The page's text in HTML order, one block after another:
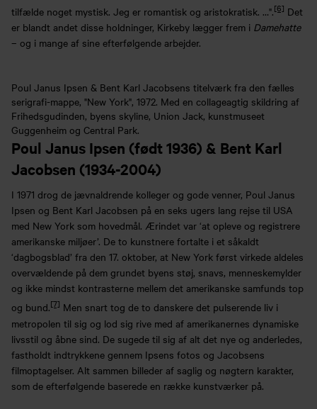
tilfælde noget mystisk. Jeg er romantisk og aristokratisk. …".[6] Det
er blandt andet disse holdninger, Kirkeby lægger frem i Damehatte
– og i mange af sine efterfølgende arbejder.
Poul Janus Ipsen & Bent Karl Jacobsens titelværk fra den fælles
serigrafi-mappe, "New York", 1972. Med en collageagtig skildring af
Frihedsgudinden, byens skyline, Union Jack, kunstmuseet
Guggenheim og Central Park.
Poul Janus Ipsen (født 1936) & Bent Karl
Jacobsen (1934-2004)
I 1971 drog de jævnaldrende kolleger og gode venner, Poul Janus
Ipsen og Bent Karl Jacobsen på en seks ugers lang rejse til USA
med New York som hovedmål. Ærindet var ‘at opleve og registrere
amerikanske miljøer’. De to kunstnere fortalte i et såkaldt
‘dagbogsblad’ fra den 17. oktober, at New York først virkede aldeles
overvældende på dem grundet byens støj, snavs, menneskemylder
og ikke mindst kontrasterne mellem det amerikanske samfunds top
og bund.[7] Men snart tog de to danskere det pulserende liv i
metropolen til sig og lod sig rive med af amerikanernes dynamiske
livsstil og åbne sind. De sugede til sig af alt det nye og anderledes,
fastholdt indtrykkene gennem Ipsens fotos og Jacobsens
filmoptagelser. Alt sammen billeder af saglig og nøgtern karakter,
som de efterfølgende baserede en række kunstværker på.